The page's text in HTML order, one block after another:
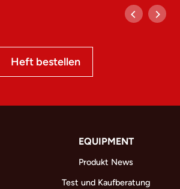
Heft bestellen
EQUIPMENT
Produkt News
Test und Kaufberatung